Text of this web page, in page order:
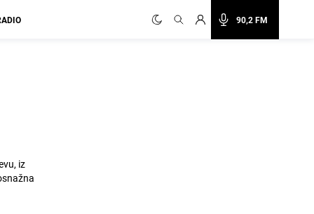
90,2 FM
iz